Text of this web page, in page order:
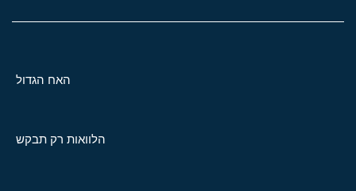
האח הגדול
הלוואות רק תבקש